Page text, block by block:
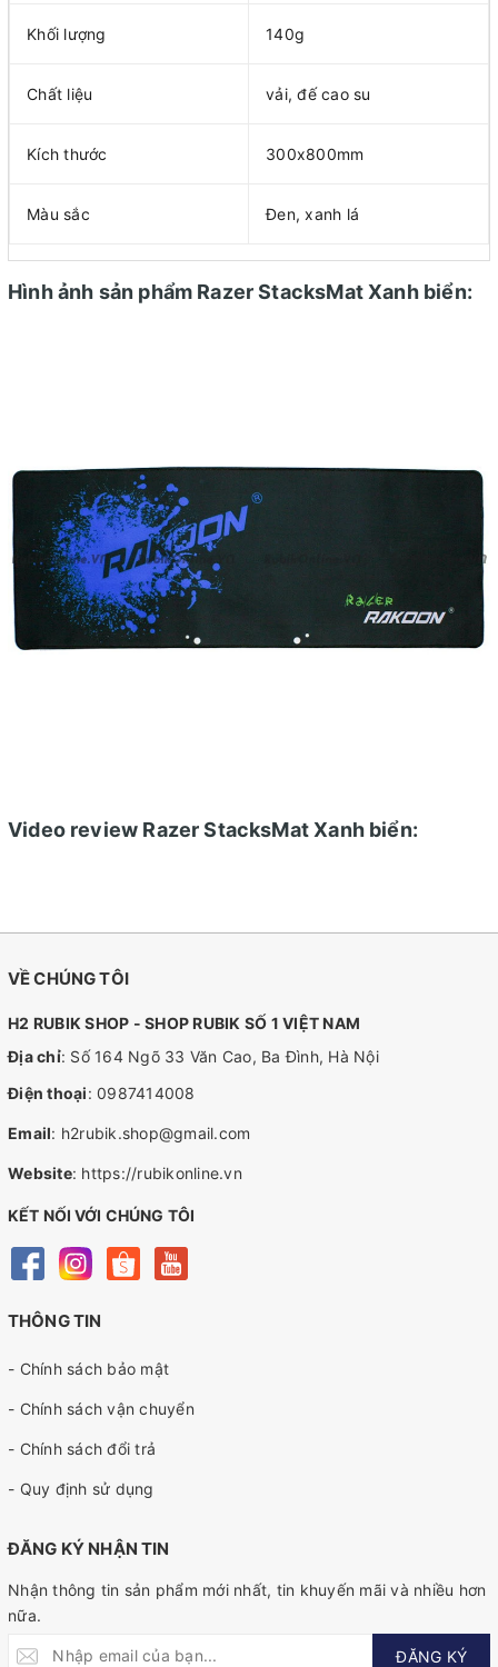
Khối lượng 140g
Chất liệu vải, đế cao su
Kích thước 300x800mm
Màu sắc Đen, xanh lá
Hình ảnh sản phẩm Razer StacksMat Xanh biển:
Video review Razer StacksMat Xanh biển:
VỀ CHÚNG TÔI
H2 RUBIK SHOP - SHOP RUBIK SỐ 1 VIỆT NAM
Địa chỉ: Số 164 Ngõ 33 Văn Cao, Ba Đình, Hà Nội
Điện thoại: 0987414008
Email: h2rubik.shop@gmail.com
Website: https://rubikonline.vn
KẾT NỐI VỚI CHÚNG TÔI
THÔNG TIN
- Chính sách bảo mật
- Chính sách vận chuyển
- Chính sách đổi trả
- Quy định sử dụng
ĐĂNG KÝ NHẬN TIN
Nhận thông tin sản phẩm mới nhất, tin khuyến mãi và nhiều hơn
nữa.
ĐĂNG KÝ